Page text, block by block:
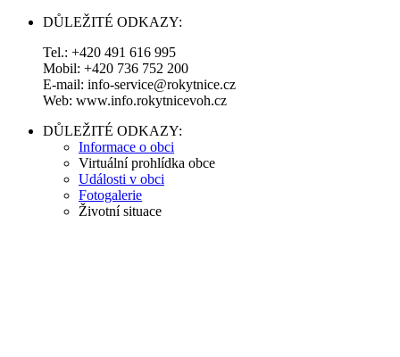
DŮLEŽITÉ ODKAZY:
Tel.: +420 491 616 995
Mobil: +420 736 752 200
E-mail: info-service@rokytnice.cz
Web: www.info.rokytnicevoh.cz
DŮLEŽITÉ ODKAZY:
Informace o obci
Virtuální prohlídka obce
Události v obci
Fotogalerie
Životní situace